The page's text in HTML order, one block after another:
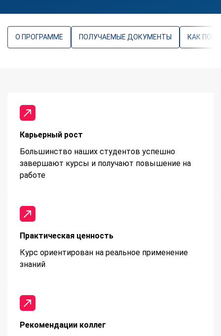
О ПРОГРАММЕ ПОЛУЧАЕМЫЕ ДОКУМЕНТЫ КАК
Карьерный рост
Большинство наших студентов успешно
завершают курсы и получают повышение на
работе
Практическая ценность
Курс ориентирован на реальное применение
знаний
Рекомендации коллег